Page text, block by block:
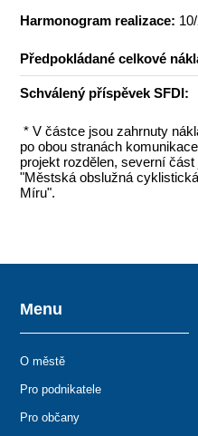
Harmonogram realizace:
Předpokládané celkové
Schválený příspěvek SFDI:
* V částce jsou zahrnuty
po obou stranách
projekt rozdělen, severní
"Městská obslužná
Míru".
Menu
O městě
Pro podnikatele
Pro občany